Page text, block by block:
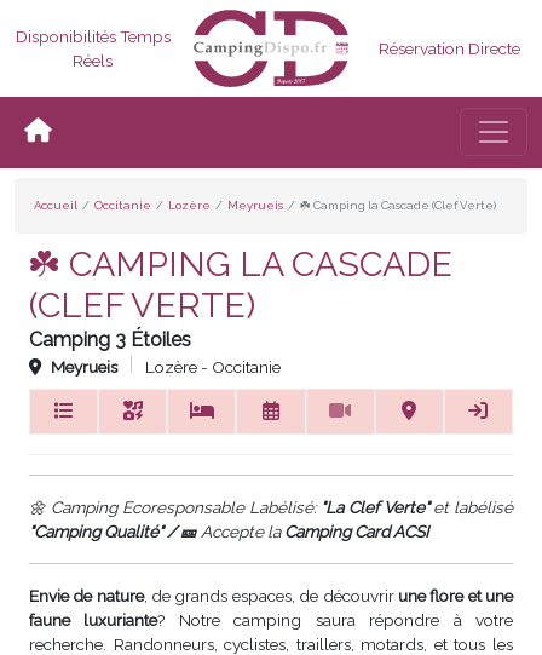
Disponibilités Temps
Réels
Réservation Directe
Accueil Occitanie Lozère Meyrueis ☘️ Camping la Cascade (Clef Verte)
☘️ CAMPING LA CASCADE
(CLEF VERTE)
Camping 3 Étoiles
Meyrueis Lozère - Occitanie
🌼 Camping Ecoresponsable Labélisé:"La Clef Verte"et labélisé
"Camping Qualité" / 🎫 Accepte laCamping Card ACSI
Envie de nature, de grands espaces, de découvrir une flore et une
faune luxuriante? Notre camping saura répondre à votre
recherche. Randonneurs, cyclistes, traillers, motards, et tous les